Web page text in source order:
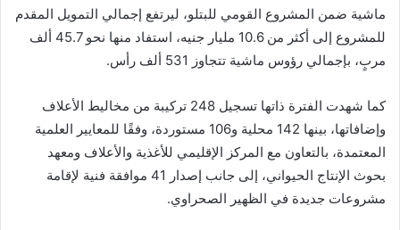
ماشية ضمن المشروع القومي للبتلو، ليرتفع إجمالي التمويل المقدم
للمشروع إلى أكثر من 10.6 مليار جنيه، استفاد منها نحو 45.7 ألف
مربٍ، بإجمالي رؤوس ماشية تتجاوز 531 ألف رأس.
كما شهدت الفترة ذاتها تسجيل 248 تركيبة من مخاليط الأعلاف
وإضافاتها، بينها 142 محلية و106 مستوردة، وفقًا للمعايير العلمية
المعتمدة، بالتعاون مع المركز الإقليمي للأغذية والأعلاف ومعهد
بحوث الإنتاج الحيواني، إلى جانب إصدار 41 موافقة فنية لإقامة
مشروعات جديدة في الظهير الصحراوي.